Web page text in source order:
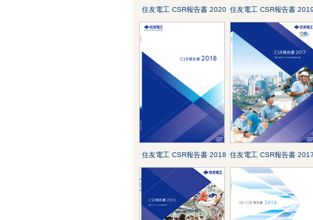
住友電工 CSR報告書 2020 住友電工 CSR報告書
住友電工 CSR報告書 2018 住友電工 CSR報告書